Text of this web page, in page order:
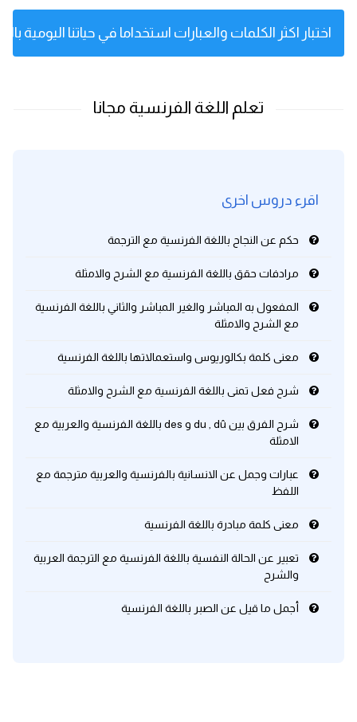
اختبار اكثر الكلمات والعبارات استخداما في حياتنا اليومية
اقرء دروس اخرى
حكم عن النجاح باللغة الفرنسية مع الترجمة
مرادفات حقق باللغة الفرنسية مع الشرح والامثلة
المفعول به المباشر والغير المباشر والثاني باللغة الفرنسية
مع الشرح والامثلة
معنى كلمة بكالوريوس واستعمالاتها باللغة الفرنسية
شرح فعل تمنى باللغة الفرنسية مع الشرح والامثلة
شرح الفرق بين du , dû و des باللغة الفرنسية والعربية مع
الامثلة
عبارات وجمل عن الانسانية بالفرنسية والعربية مترجمة مع
اللفظ
معنى كلمة مبادرة باللغة الفرنسية
تعبير عن الحالة النفسية باللغة الفرنسية مع الترجمة العربية
والشرح
أجمل ما قيل عن الصبر باللغة الفرنسية